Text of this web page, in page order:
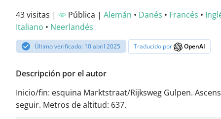
43 visitas | Pública | Alemán • Danés • Francés •
Italiano • Neerlandés
Último verificado: 10 abril 2025 Traducido por OpenAI
Descripción por el autor
Inicio/fin: esquina Marktstraat/Rijksweg Gulpen.
seguir. Metros de altitud: 637.